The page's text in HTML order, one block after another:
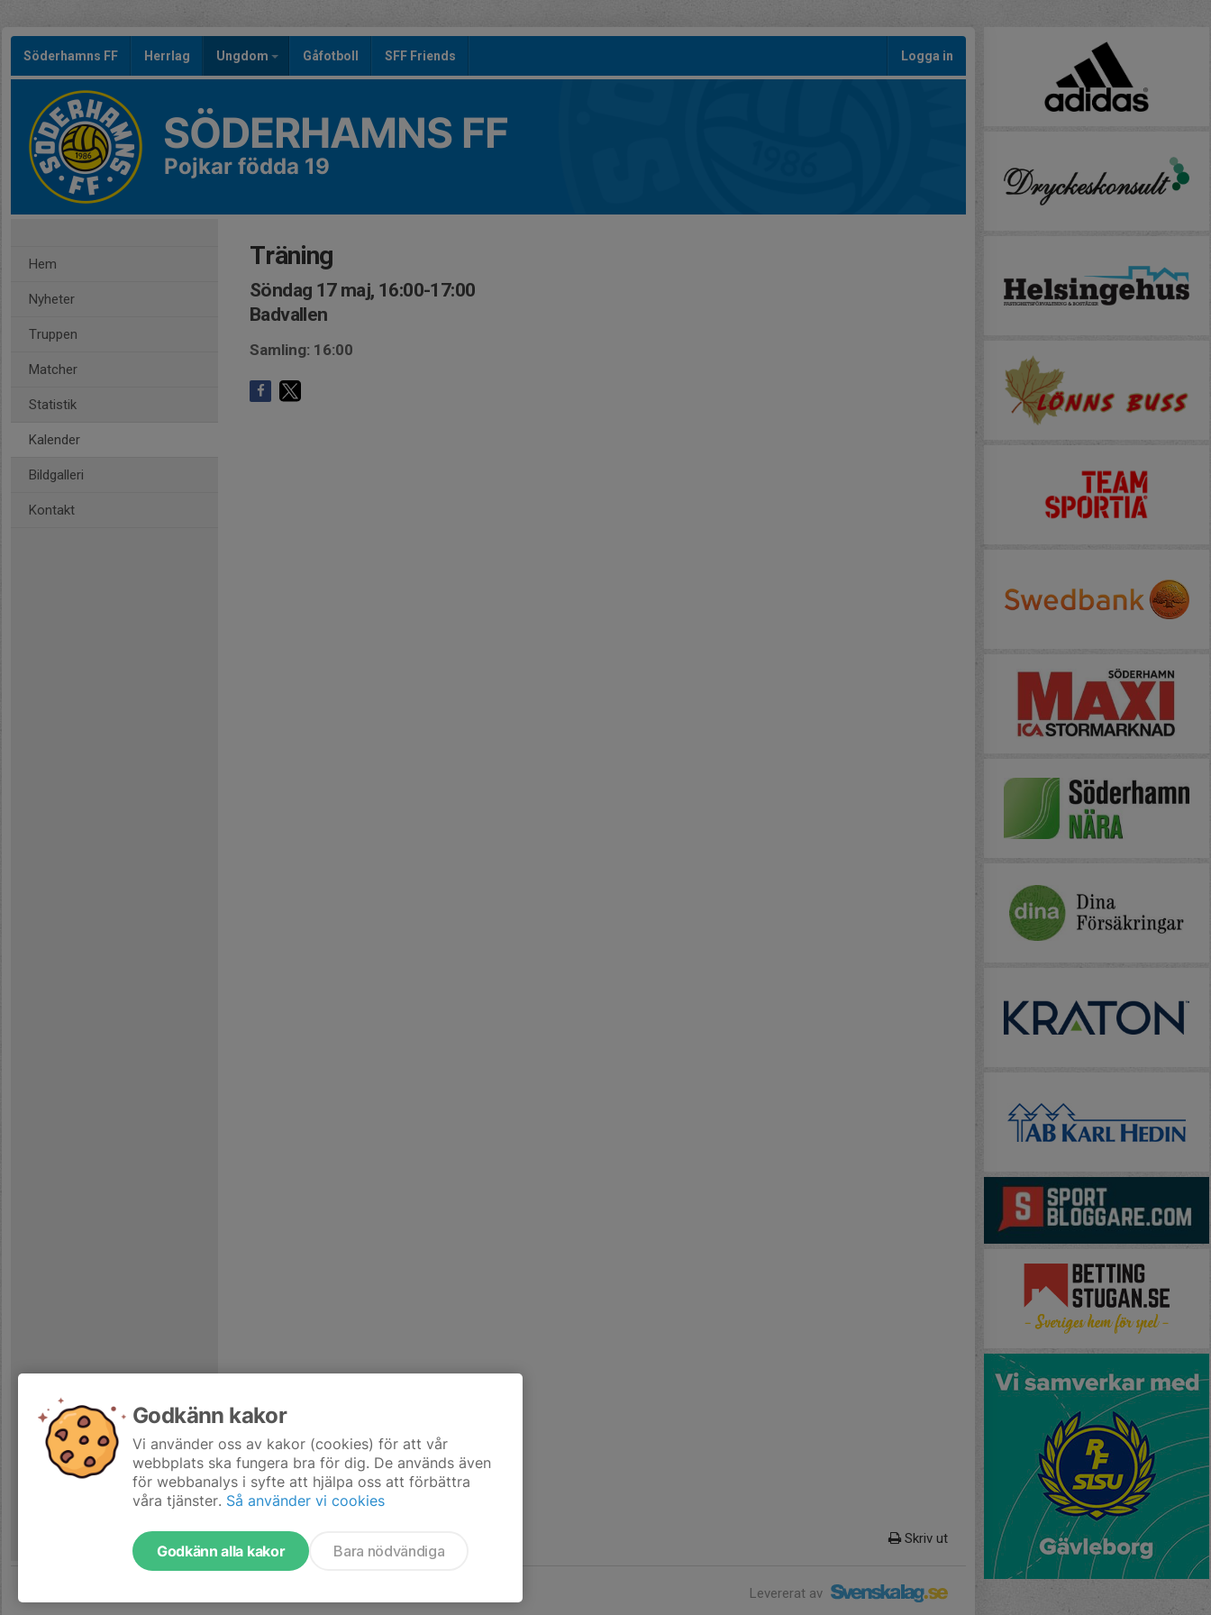
Söderhamns FF Herrlag Ungdom Gåfotboll SFF Friends Logga in
SÖDERHAMNS FF
Pojkar födda 19
Hem
Nyheter
Truppen
Matcher
Statistik
Kalender
Bildgalleri
Kontakt
Träning
Söndag 17 maj, 16:00-17:00
Badvallen
Samling: 16:00
Skriv ut
Levererat av
Godkänn kakor
Vi använder oss av kakor (cookies) för att vår
webbplats ska fungera bra för dig. De används även
för webbanalys i syfte att hjälpa oss att förbättra
våra tjänster. Så använder vi cookies
Godkänn alla kakor Bara nödvändiga